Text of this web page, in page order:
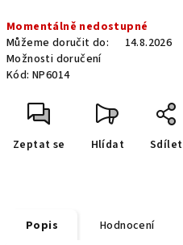
cena:
Momentálně nedostupné
Můžeme doručit do:
14.8.2026
Možnosti doručení
Kód: NP6014
Zeptat se Hlídat Sdílet
Popis Hodnocení